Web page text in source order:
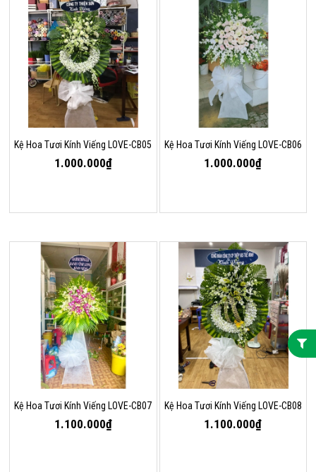
Kệ Hoa Tươi Kính Viếng LOVE-CB05
1.000.000₫
Kệ Hoa Tươi Kính Viếng LOVE-CB06
1.000.000₫
Kệ Hoa Tươi Kính Viếng LOVE-CB07
1.100.000₫
Kệ Hoa Tươi Kính Viếng LOVE-CB08
1.100.000₫